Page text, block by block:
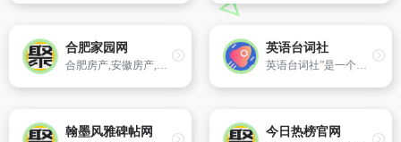
合肥家园网
合肥房产,安徽房产,家园网新闻中心是合肥家园网发布合肥最新楼市信息,合肥楼盘开盘新闻,合肥商品房预售许可证查询,房地产新闻资讯网站,提供最新房地产资讯
英语台词社
英语台词社”是一个致力于为英语学习者提供丰富、高质量英语学习材料的平台。
翰墨风雅碑帖网 今日热榜官网